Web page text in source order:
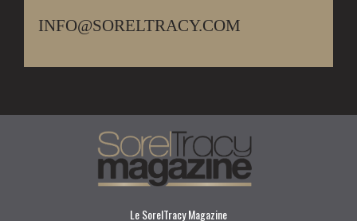
INFO@SORELTRACY.COM
Le SorelTracy Magazine